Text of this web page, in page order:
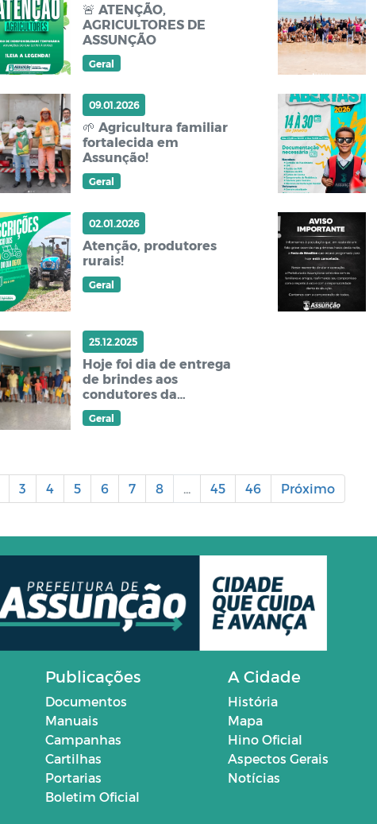
🚨 ATENÇÃO,
AGRICULTORES DE
ASSUNÇÃO
Geral
09.01.2026
🌱 Agricultura familiar
fortalecida em
Assunção!
Geral
02.01.2026
Atenção, produtores
rurais!
Geral
25.12.2025
Hoje foi dia de entrega
de brindes aos
condutores da
Prefeitura de Assunção
Geral
3 4 5 6 7 8 45 46 Próximo
Publicações
Documentos
Manuais
Campanhas
Cartilhas
Portarias
Boletim Oficial
A Cidade
História
Mapa
Hino Oficial
Aspectos Gerais
Notícias